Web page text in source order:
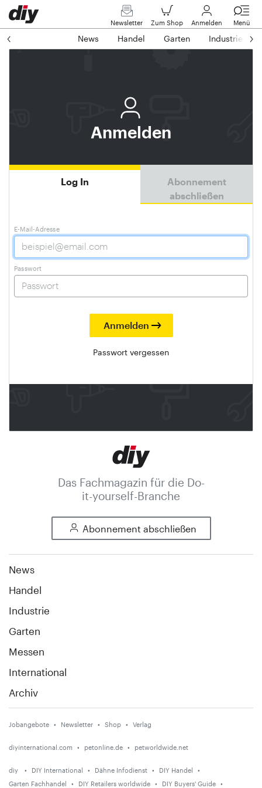
Newsletter Zum Shop Anmelden Menü
News Handel Garten Industrie
Anmelden
Log In
Abonnement
abschließen
E-Mail-Adresse
Passwort
Passwort vergessen
Das Fachmagazin für die Do-
it-yourself-Branche
Abonnement abschließen
News
Handel
Industrie
Garten
Messen
International
Archiv
Jobangebote Newsletter Shop Verlag
diyinternational.com petonline.de petworldwide.net
diy DIY International Dähne Infodienst
DIY Handel
Garten Fachhandel
DIY Retailers worldwide DIY Buyers' Guide